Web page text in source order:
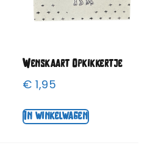
Wenskaart Opkikkertje
€ 1,95
In winkelwagen